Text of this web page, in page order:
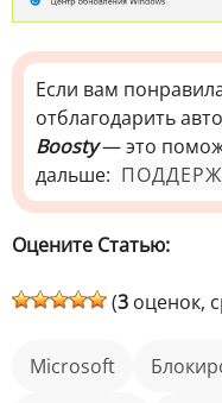
Если вам
отблагодарить
Boosty— это
дальше:
Оцените Статью:
(3 оценок,
Microsoft